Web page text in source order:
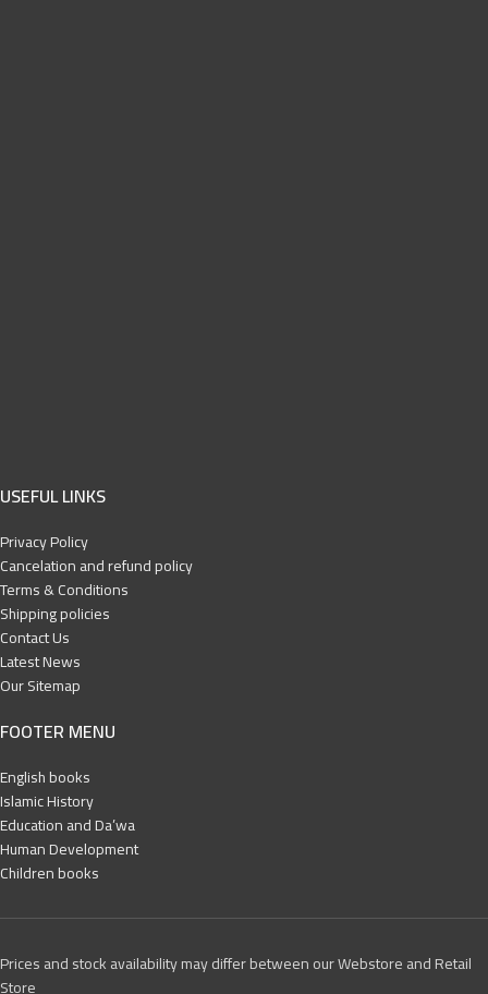
USEFUL LINKS
Privacy Policy
Cancelation and refund policy
Terms & Conditions
Shipping policies
Contact Us
Latest News
Our Sitemap
FOOTER MENU
English books
Islamic History
Education and Da’wa
Human Development
Children books
Prices and stock availability may differ between our Webstore and Retail
Store